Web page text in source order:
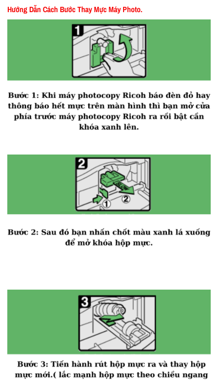
Hướng Dẫn Cách Bước Thay Mực Máy Photo.